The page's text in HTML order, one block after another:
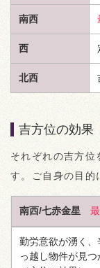
南西
西
北西
吉方位の効果
それぞれの吉方位
す。ご自身の目的
南西/七赤金星
勤労意欲が湧く、
っ越し物件が見